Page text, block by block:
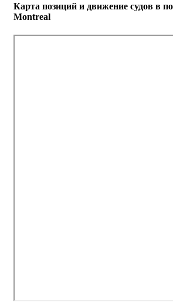
Карта позиций и движение судов в
Montreal